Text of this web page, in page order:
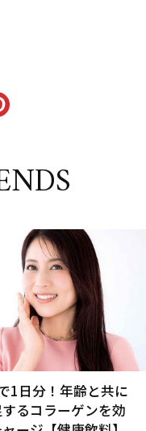
1日分！年齢と共に
るコラーゲンを効